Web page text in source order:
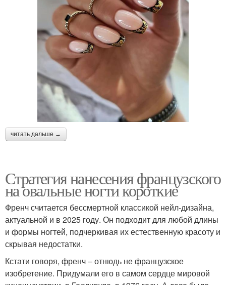
читать дальше →
Стратегия нанесения французского
на овальные ногти короткие
Френч считается бессмертной классикой нейл-дизайна,
актуальной и в 2025 году. Он подходит для любой длины
и формы ногтей, подчеркивая их естественную красоту и
скрывая недостатки.
Кстати говоря, френч – отнюдь не французское
изобретение. Придумали его в самом сердце мировой